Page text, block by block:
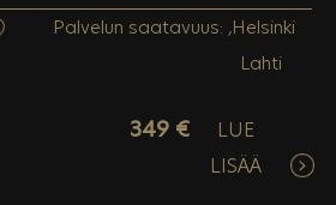
Palvelun saatavuus: Helsinki
,
Lahti
349 €
LUE
LISÄÄ